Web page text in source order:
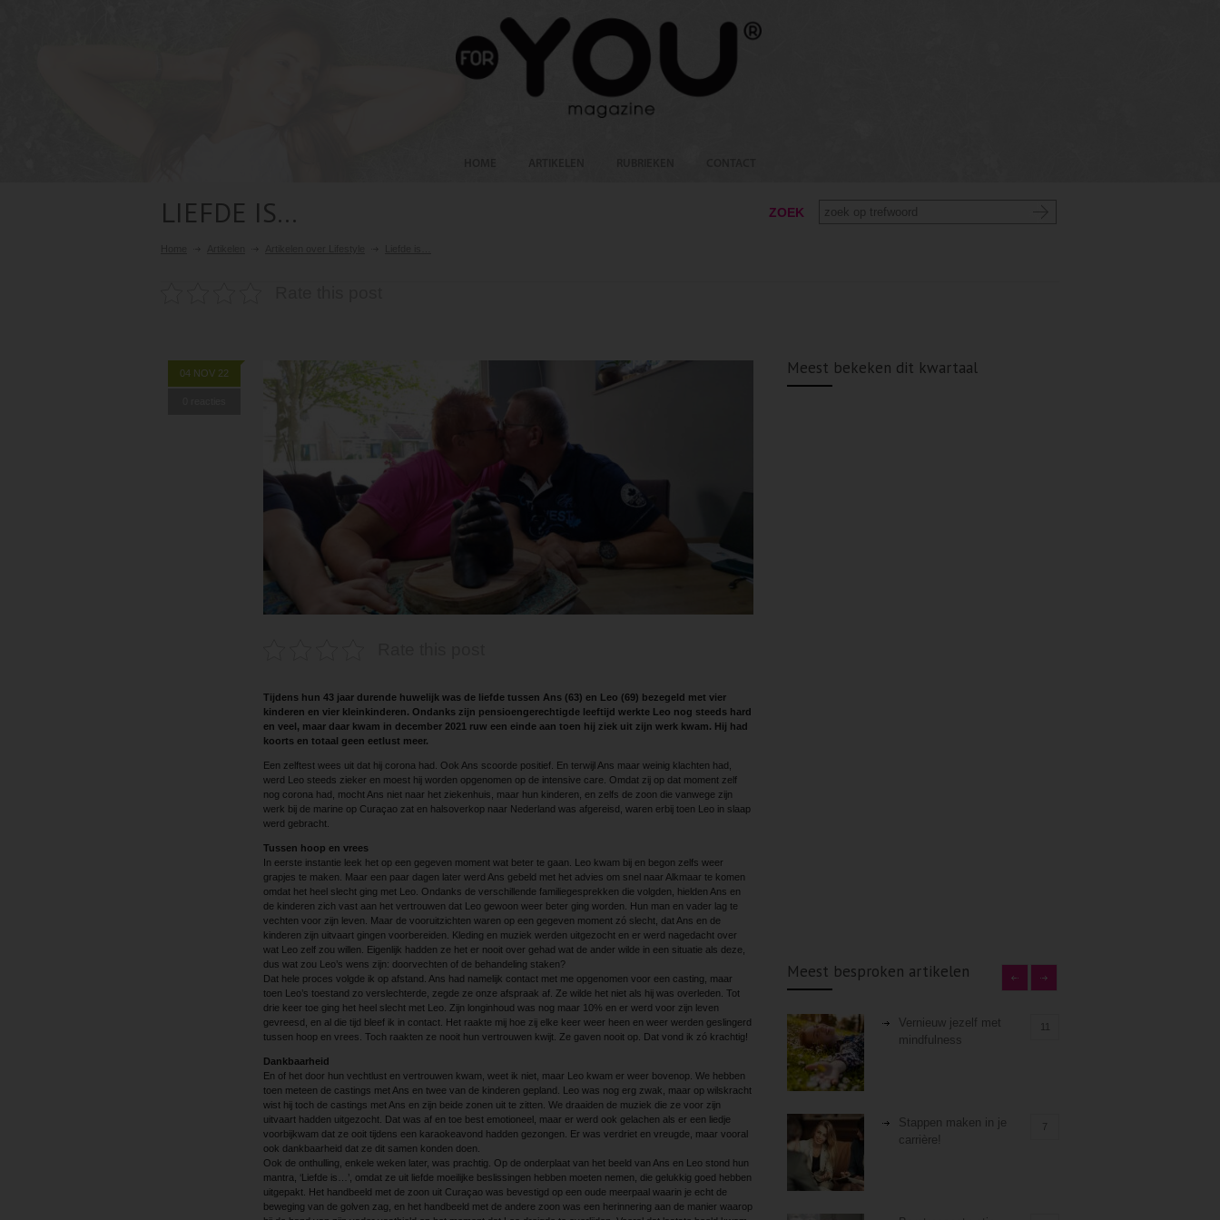
LIEFDE IS… ZOEK
04 NOV 22
Tijdens hun 43 jaar durende huwelijk was de liefde tussen Ans (63) en Leo (69) bezegeld met vier
kinderen en vier kleinkinderen. Ondanks zijn pensioengerechtigde leeftijd werkte Leo nog steeds hard
en veel, maar daar kwam in december 2021 ruw een einde aan toen hij ziek uit zijn werk kwam. Hij had
koorts en totaal geen eetlust meer.
Een zelftest wees uit dat hij corona had. Ook Ans scoorde positief. En terwijl Ans maar weinig klachten had,
werd Leo steeds zieker en moest hij worden opgenomen op de intensive care. Omdat zij op dat moment zelf
nog corona had, mocht Ans niet naar het ziekenhuis, maar hun kinderen, en zelfs de zoon die vanwege zijn
werk bij de marine op Curaçao zat en halsoverkop naar Nederland was afgereisd, waren erbij toen Leo in slaap
werd gebracht.
Tussen hoop en vrees
In eerste instantie leek het op een gegeven moment wat beter te gaan. Leo kwam bij en begon zelfs weer
grapjes te maken. Maar een paar dagen later werd Ans gebeld met het advies om snel naar Alkmaar te komen
omdat het heel slecht ging met Leo. Ondanks de verschillende familiegesprekken die volgden, hielden Ans en
de kinderen zich vast aan het vertrouwen dat Leo gewoon weer beter ging worden. Hun man en vader lag te
vechten voor zijn leven. Maar de vooruitzichten waren op een gegeven moment zó slecht, dat Ans en de
kinderen zijn uitvaart gingen voorbereiden. Kleding en muziek werden uitgezocht en er werd nagedacht over
wat Leo zelf zou willen. Eigenlijk hadden ze het er nooit over gehad wat de ander wilde in een situatie als deze,
dus wat zou Leo’s wens zijn: doorvechten of de behandeling staken?
Dat hele proces volgde ik op afstand. Ans had namelijk contact met me opgenomen voor een casting, maar
toen Leo’s toestand zo verslechterde, zegde ze onze afspraak af. Ze wilde het niet als hij was overleden. Tot
drie keer toe ging het heel slecht met Leo. Zijn longinhoud was nog maar 10% en er werd voor zijn leven
gevreesd, en al die tijd bleef ik in contact. Het raakte mij hoe zij elke keer weer heen en weer werden geslingerd
tussen hoop en vrees. Toch raakten ze nooit hun vertrouwen kwijt. Ze gaven nooit op. Dat vond ik zó krachtig!
Dankbaarheid
En of het door hun vechtlust en vertrouwen kwam, weet ik niet, maar Leo kwam er weer bovenop. We hebben
toen meteen de castings met Ans en twee van de kinderen gepland. Leo was nog erg zwak, maar op wilskracht
wist hij toch de castings met Ans en zijn beide zonen uit te zitten. We draaiden de muziek die ze voor zijn
uitvaart hadden uitgezocht. Dat was af en toe best emotioneel, maar er werd ook gelachen als er een liedje
voorbijkwam dat ze ooit tijdens een karaokeavond hadden gezongen. Er was verdriet en vreugde, maar vooral
ook dankbaarheid dat ze dit samen konden doen.
Ook de onthulling, enkele weken later, was prachtig. Op de onderplaat van het beeld van Ans en Leo stond hun
mantra, ‘Liefde is…’, omdat ze uit liefde moeilijke beslissingen hebben moeten nemen, die gelukkig goed hebben
uitgepakt. Het handbeeld met de zoon uit Curaçao was bevestigd op een oude meerpaal waarin je echt de
beweging van de golven zag, en het handbeeld met de andere zoon was een herinnering aan de manier waarop
Meest bekeken dit kwartaal
Meest besproken artikelen
Vernieuw jezelf met
mindfulness
Stappen maken in je
carrière!
7